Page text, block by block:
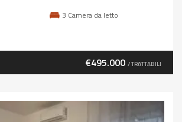
3 Camera da letto
€495.000 / TRATTABILI